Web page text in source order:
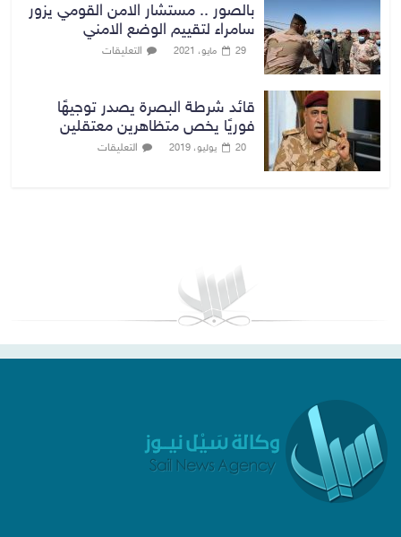
بالصور .. مستشار الامن القومي يزور
سامراء لتقييم الوضع الامني
29 مايو، 2021 التعليقات
قائد شرطة البصرة يصدر توجيهًا
فوريًا يخص متظاهرين معتقلين
20 يوليو، 2019 التعليقات